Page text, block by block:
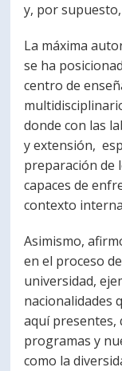
y, por
La máxima
se ha
centro de
donde con las
y extensión,
preparación de
capaces de
contexto
Asimismo,
en el proceso
universidad,
nacionalidades
aquí presentes,
programas y
como la